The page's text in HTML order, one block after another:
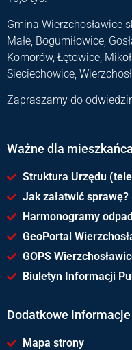
Gmina Wierzchosławice
Małe, Bogumiłowice,
Komorów, Łętowice,
Sieciechowice,
Zapraszamy do
Ważne dla mieszkańca
Struktura Urzędu
Jak załatwić sprawę?
Harmonogramy
GeoPortal
GOPS
Biuletyn Informacji
Dodatkowe informacje
Mapa strony